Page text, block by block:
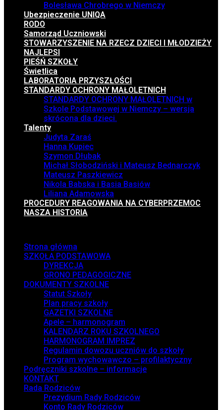
Bolesława Chrobrego w Niemczy
Ubezpieczenie UNIQA
RODO
Samorząd Uczniowski
STOWARZYSZENIE NA RZECZ DZIECI I MŁODZIEŻY
NAJLEPSI
PIEŚŃ SZKOŁY
Świetlica
LABORATORIA PRZYSZŁOŚCI
STANDARDY OCHRONY MAŁOLETNICH
STANDARDY OCHRONY MAŁOLETNICH w
Szkole Podstawowej w Niemczy – wersja
skrócona dla dzieci.
Talenty
Judyta Zaraś
Hanna Kupiec
Szymon Dłubak
Michał Słobodziński i Mateusz Bednarczyk
Mateusz Paszkiewicz
Nikola Babska i Basia Basiów
Liliana Adamowska
PROCEDURY REAGOWANIA NA CYBERPRZEMOC
NASZA HISTORIA
Strona główna
SZKOŁA PODSTAWOWA
DYREKCJA
GRONO PEDAGOGICZNE
DOKUMENTY SZKOLNE
Statut Szkoły
Plan pracy szkoły
GAZETKI SZKOLNE
Apele – harmonogram
KALENDARZ ROKU SZKOLNEGO
HARMONOGRAM IMPREZ
Regulamin dowozu uczniów do szkoły
Program wychowawczo – profilaktyczny
Podręczniki szkolne – informacje
KONTAKT
Rada Rodziców
Prezydium Rady Rodziców
Konto Rady Rodziców